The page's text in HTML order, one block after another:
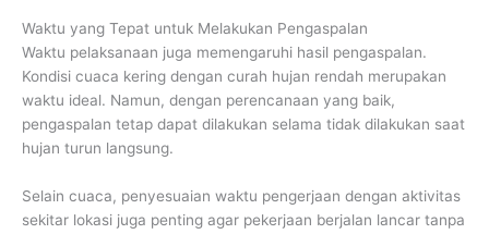
Waktu yang Tepat untuk Melakukan Pengaspalan
Waktu pelaksanaan juga memengaruhi hasil pengaspalan.
Kondisi cuaca kering dengan curah hujan rendah merupakan
waktu ideal. Namun, dengan perencanaan yang baik,
pengaspalan tetap dapat dilakukan selama tidak dilakukan saat
hujan turun langsung.
Selain cuaca, penyesuaian waktu pengerjaan dengan aktivitas
sekitar lokasi juga penting agar pekerjaan berjalan lancar tanpa